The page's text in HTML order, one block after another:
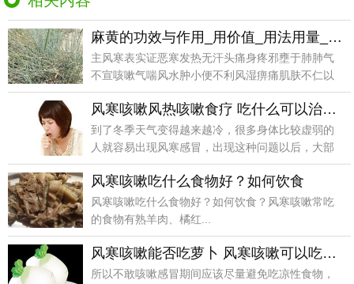
麻黄的功效与作用_用价值_用法用量_使用注意
主风寒表实证恶寒发热无汗头痛身疼邪壅于肺肺气
不宣咳嗽气喘风水肿小便不利风湿痹痛肌肤不仁以
及风疹瘙痒阴
风寒咳嗽风热咳嗽食疗 吃什么可以治疗风寒咳嗽风热咳嗽
到了冬季天气变得越来越冷，很多身体比较虚弱的
人就容易出现风寒感冒，出现这种问题以后，大部
分的人会到药
风寒咳嗽吃什么食物好？如何饮食
风寒咳嗽吃什么食物好？如何饮食？风寒咳嗽常吃
的食物有熟羊肉、橘红...
风寒咳嗽能否吃萝卜 风寒咳嗽可以吃些什么
所以不敢咳嗽感冒期间应该尽量避免吃凉性食物，